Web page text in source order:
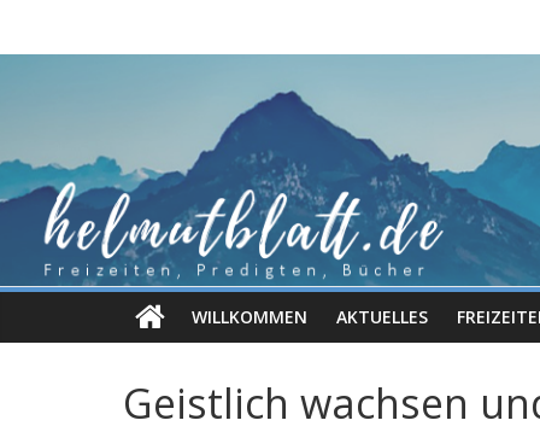
WILLKOMMEN AKTUELLES
Geistlich wachsen